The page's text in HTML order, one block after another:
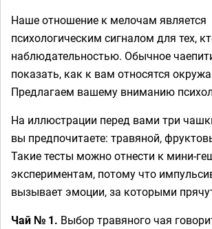
Наше отношение к мелочам является
психологическим сигналом для тех,
наблюдательностью. Обычное
показать, как к вам относятся
Предлагаем вашему вниманию
На иллюстрации перед вами три
вы предпочитаете: травяной,
Такие тесты можно отнести к мини-
экспериментам, потому что
вызывает эмоции, за которыми
Чай № 1. Выбор травяного чая